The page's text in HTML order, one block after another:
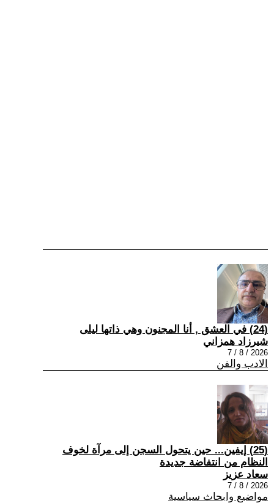
(24) في العشق , أنا المجنون وهي ذاتها ليلى
شيرزاد همزاني
2026 / 8 / 7
الادب والفن
(25) إيفين... حين يتحول السجن إلى مرآة لخوف
النظام من انتفاضة جديدة
سعاد عزيز
2026 / 8 / 7
مواضيع وابحاث سياسية